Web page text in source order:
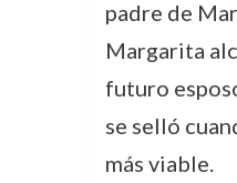
padre de
Margarita
futuro
se selló
más viable.